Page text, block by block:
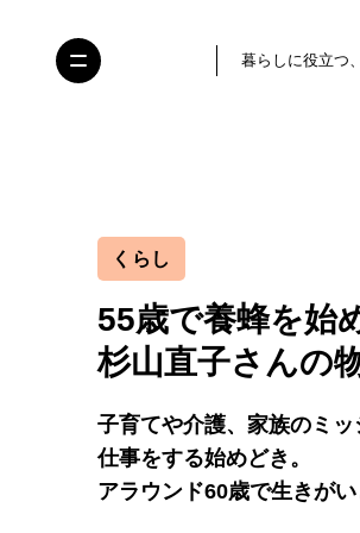
暮らしに役立つ
くらし
55歳で養蜂を始
杉山直子さんの物
子育てや介護、家族のミ
仕事をする始めどき。
アラウンド60歳で生きが